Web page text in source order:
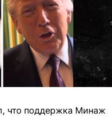
что поддержка Минаж